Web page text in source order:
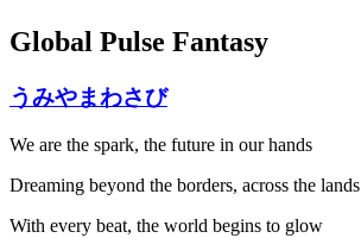
Global Pulse Fantasy
うみやまわさび
We are the spark, the future in our hands
Dreaming beyond the borders, across the lands
With every beat, the world begins to glow